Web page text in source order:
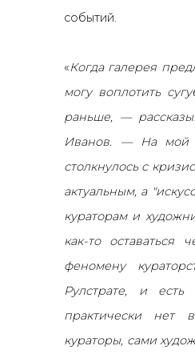
событий.
«Когда галерея
могу воплотить
раньше, —
Иванов. —
На мой
столкнулось с
актуальным, а
кураторам и
как-то
феномену
Рулстрате, и
практически нет
кураторы, сами